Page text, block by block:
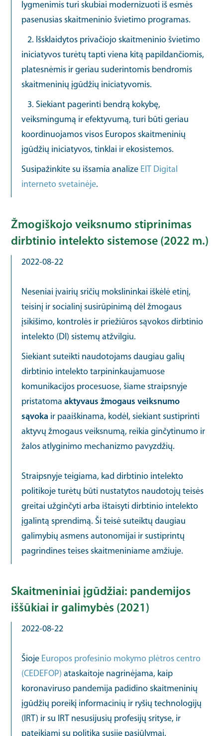
lygmenimis turi skubiai modernizuoti iš esmės
pasenusias skaitmeninio švietimo programas.
2. Išsklaidytos privačiojo skaitmeninio švietimo
iniciatyvos turėtų tapti viena kitą papildančiomis,
platesnėmis ir geriau suderintomis bendromis
skaitmeninių įgūdžių iniciatyvomis.
3. Siekiant pagerinti bendrą kokybę,
veiksmingumą ir efektyvumą, turi būti geriau
koordinuojamos visos Europos skaitmeninių
įgūdžių iniciatyvos, tinklai ir ekosistemos.
Susipažinkite su išsamia analize EIT Digital
interneto svetainėje.
Žmogiškojo veiksnumo stiprinimas
dirbtinio intelekto sistemose (2022 m.)
2022-08-22
Neseniai įvairių sričių mokslininkai iškėlė etinį,
teisinį ir socialinį susirūpinimą dėl žmogaus
įsikišimo, kontrolės ir priežiūros sąvokos dirbtinio
intelekto (DI) sistemų atžvilgiu.
Siekiant suteikti naudotojams daugiau galių
dirbtinio intelekto tarpininkaujamuose
komunikacijos procesuose, šiame straipsnyje
pristatomaaktyvaus žmogaus veiksnumo
sąvoka ir paaiškinama, kodėl, siekiant sustiprinti
aktyvų žmogaus veiksnumą, reikia ginčytinumo ir
žalos atlyginimo mechanizmo pavyzdžių.
Straipsnyje teigiama, kad dirbtinio intelekto
politikoje turėtų būti nustatytos naudotojų teisės
greitai užginčyti arba ištaisyti dirbtinio intelekto
įgalintą sprendimą. Ši teisė suteiktų daugiau
galimybių asmens autonomijai ir sustiprintų
pagrindines teises skaitmeniniame amžiuje.
Skaitmeniniai įgūdžiai: pandemijos
iššūkiai ir galimybės (2021)
2022-08-22
Šioje Europos profesinio mokymo plėtros centro
(CEDEFOP) ataskaitoje nagrinėjama, kaip
koronaviruso pandemija padidino skaitmeninių
įgūdžių poreikį informacinių ir ryšių technologijų
(IRT) ir su IRT nesusijusių profesijų srityse, ir
pateikiami su politika susiję pasiūlymai.